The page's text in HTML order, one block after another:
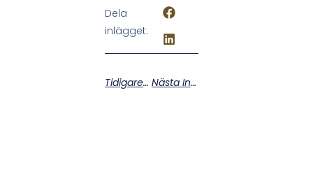
Dela
inlägget:
Tidigare Inlägg Nästa Inlägg